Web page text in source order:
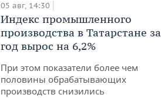
05 авг, 14:30
Индекс промышленного
производства в Татарстане за
год вырос на 6,2%
При этом показатели более чем
половины обрабатывающих
производств снизились